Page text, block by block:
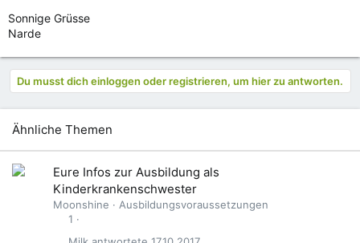
Sonnige Grüsse
Narde
Du musst dich einloggen oder registrieren, um hier zu antworten.
Ähnliche Themen
Eure Infos zur Ausbildung als
Kinderkrankenschwester
Moonshine
Ausbildungsvoraussetzungen
1